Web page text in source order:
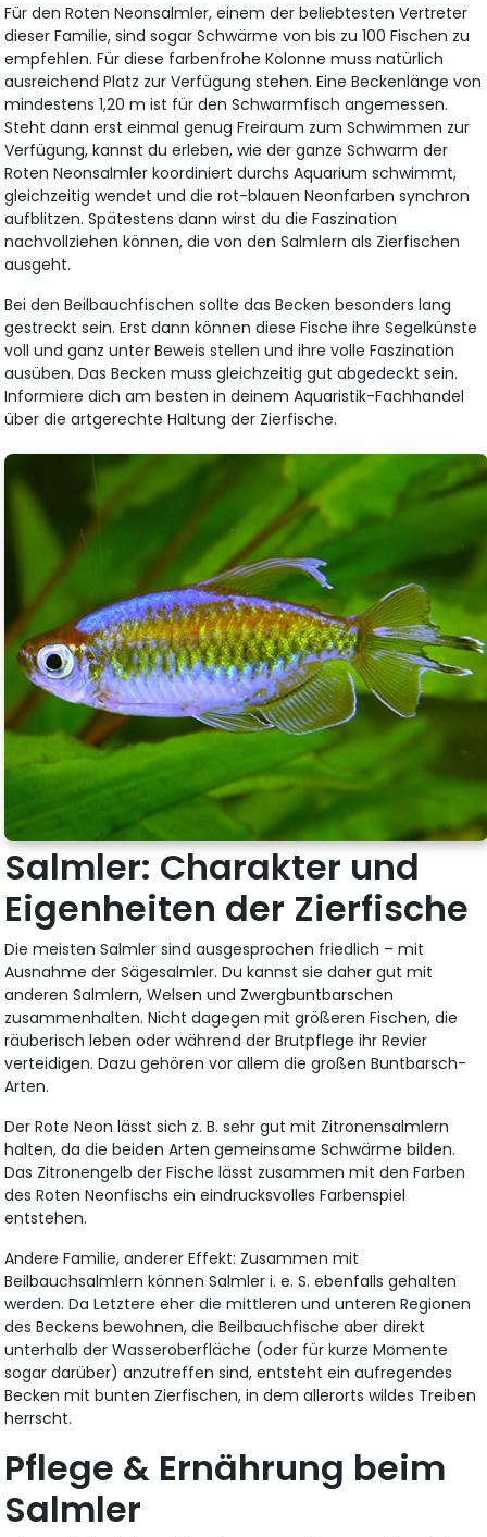
Für den Roten Neonsalmler, einem der beliebtesten Vertreter
dieser Familie, sind sogar Schwärme von bis zu 100 Fischen zu
empfehlen. Für diese farbenfrohe Kolonne muss natürlich
ausreichend Platz zur Verfügung stehen. Eine Beckenlänge von
mindestens 1,20 m ist für den Schwarmfisch angemessen.
Steht dann erst einmal genug Freiraum zum Schwimmen zur
Verfügung, kannst du erleben, wie der ganze Schwarm der
Roten Neonsalmler koordiniert durchs Aquarium schwimmt,
gleichzeitig wendet und die rot-blauen Neonfarben synchron
aufblitzen. Spätestens dann wirst du die Faszination
nachvollziehen können, die von den Salmlern als Zierfischen
ausgeht.
Bei den Beilbauchfischen sollte das Becken besonders lang
gestreckt sein. Erst dann können diese Fische ihre Segelkünste
voll und ganz unter Beweis stellen und ihre volle Faszination
ausüben. Das Becken muss gleichzeitig gut abgedeckt sein.
Informiere dich am besten in deinem Aquaristik-Fachhandel
über die artgerechte Haltung der Zierfische.
Salmler: Charakter und
Eigenheiten der Zierfische
Die meisten Salmler sind ausgesprochen friedlich – mit
Ausnahme der Sägesalmler. Du kannst sie daher gut mit
anderen Salmlern, Welsen und Zwergbuntbarschen
zusammenhalten. Nicht dagegen mit größeren Fischen, die
räuberisch leben oder während der Brutpflege ihr Revier
verteidigen. Dazu gehören vor allem die großen Buntbarsch-
Arten.
Der Rote Neon lässt sich z. B. sehr gut mit Zitronensalmlern
halten, da die beiden Arten gemeinsame Schwärme bilden.
Das Zitronengelb der Fische lässt zusammen mit den Farben
des Roten Neonfischs ein eindrucksvolles Farbenspiel
entstehen.
Andere Familie, anderer Effekt: Zusammen mit
Beilbauchsalmlern können Salmler i. e. S. ebenfalls gehalten
werden. Da Letztere eher die mittleren und unteren Regionen
des Beckens bewohnen, die Beilbauchfische aber direkt
unterhalb der Wasseroberfläche (oder für kurze Momente
sogar darüber) anzutreffen sind, entsteht ein aufregendes
Becken mit bunten Zierfischen, in dem allerorts wildes Treiben
herrscht.
Pflege & Ernährung beim
Salmler